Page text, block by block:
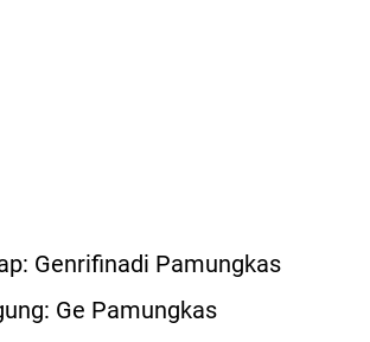
Genrifinadi Pamungkas
Ge Pamungkas